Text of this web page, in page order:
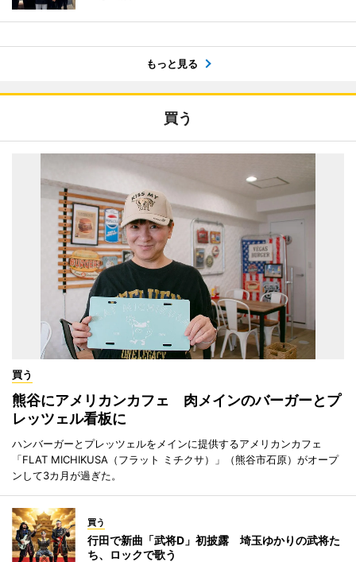
もっと見る
買う
買う
熊谷にアメリカンカフェ 肉メインのバーガーとプ
レッツェル看板に
ハンバーガーとプレッツェルをメインに提供するアメリカンカフェ
「FLAT MICHIKUSA（フラット ミチクサ）」（熊谷市石原）がオープ
ンして3カ月が過ぎた。
買う
行田で新曲「武将D」初披露 埼玉ゆかりの武将た
ち、ロックで歌う